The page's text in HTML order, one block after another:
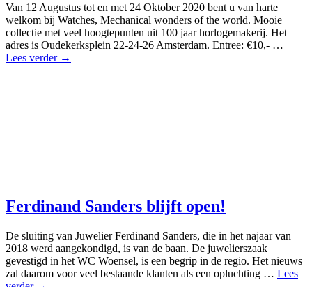
Van 12 Augustus tot en met 24 Oktober 2020 bent u van harte
welkom bij Watches, Mechanical wonders of the world. Mooie
collectie met veel hoogtepunten uit 100 jaar horlogemakerij. Het
adres is Oudekerksplein 22-24-26 Amsterdam. Entree: €10,- …
Lees verder →
Ferdinand Sanders blijft open!
De sluiting van Juwelier Ferdinand Sanders, die in het najaar van
2018 werd aangekondigd, is van de baan. De juwelierszaak
gevestigd in het WC Woensel, is een begrip in de regio. Het nieuws
zal daarom voor veel bestaande klanten als een opluchting … Lees